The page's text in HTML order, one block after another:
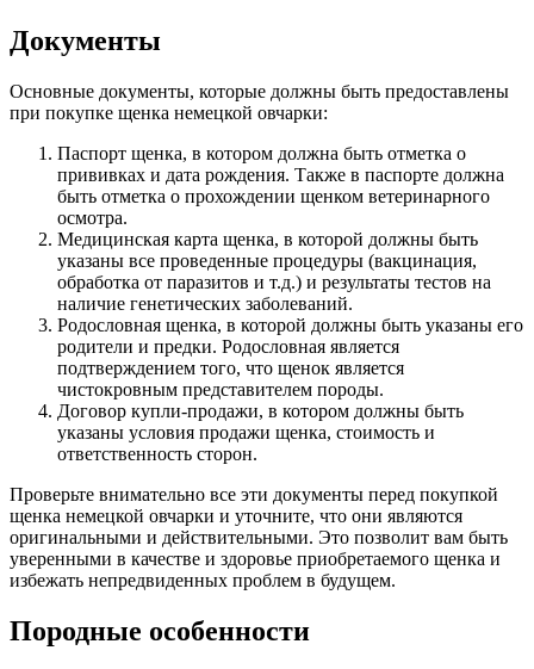
Документы
Основные документы, которые должны быть предоставлены
при покупке щенка немецкой овчарки:
Паспорт щенка, в котором должна быть отметка о
прививках и дата рождения. Также в паспорте должна
быть отметка о прохождении щенком ветеринарного
осмотра.
Медицинская карта щенка, в которой должны быть
указаны все проведенные процедуры (вакцинация,
обработка от паразитов и т.д.) и результаты тестов на
наличие генетических заболеваний.
Родословная щенка, в которой должны быть указаны его
родители и предки. Родословная является
подтверждением того, что щенок является
чистокровным представителем породы.
Договор купли-продажи, в котором должны быть
указаны условия продажи щенка, стоимость и
ответственность сторон.
Проверьте внимательно все эти документы перед покупкой
щенка немецкой овчарки и уточните, что они являются
оригинальными и действительными. Это позволит вам быть
уверенными в качестве и здоровье приобретаемого щенка и
избежать непредвиденных проблем в будущем.
Породные особенности